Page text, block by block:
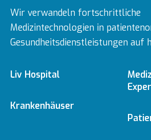
Wir verwandeln fortschrittliche
Medizintechnologien in
Gesundheitsdienstleistungen auf
Liv Hospital
Über uns
Krankenhäuser